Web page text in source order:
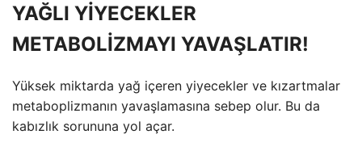
YAĞLI YİYECEKLER
METABOLİZMAYI YAVAŞLATIR!
Yüksek miktarda yağ içeren yiyecekler ve kızartmalar
metaboplizmanın yavaşlamasına sebep olur. Bu da
kabızlık sorununa yol açar.